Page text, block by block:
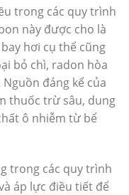
trong các quy trình
này được cho là
hơi cụ thể cũng
bỏ chì, radon hòa
đáng kể của
thuốc trừ sâu, dung
ô nhiễm từ bể
trong các quy trình
áp lực điều tiết để